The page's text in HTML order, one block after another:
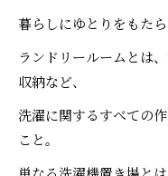
暮らしにゆとりをもたら
ランドリールームとは
収納など、
洗濯に関するすべての
こと。